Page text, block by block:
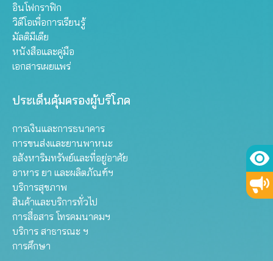
อินโฟกราฟิก
วิดีโอเพื่อการเรียนรู้
มัลติมีเดีย
หนังสือและคู่มือ
เอกสารเผยแพร่
ประเด็นคุ้มครองผู้บริโภค
การเงินและการธนาคาร
การขนส่งและยานพาหนะ
อสังหาริมทรัพย์และที่อยู่อาศัย
อาหาร ยา และผลิตภัณฑ์ฯ
บริการสุขภาพ
สินค้าและบริการทั่วไป
การสื่อสาร โทรคมนาคมฯ
บริการ สาธารณะ ฯ
การศึกษา